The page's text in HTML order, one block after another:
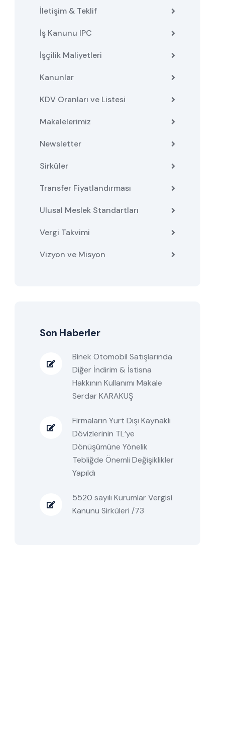
İletişim & Teklif
İş Kanunu IPC
İşçilik Maliyetleri
Kanunlar
KDV Oranları ve Listesi
Makalelerimiz
Newsletter
Sirküler
Transfer Fiyatlandırması
Ulusal Meslek Standartları
Vergi Takvimi
Vizyon ve Misyon
Son Haberler
Binek Otomobil Satışlarında
Diğer İndirim & İstisna
Hakkının Kullanımı Makale
Serdar KARAKUŞ
Firmaların Yurt Dışı Kaynaklı
Dövizlerinin TL’ye
Dönüşümüne Yönelik
Tebliğde Önemli Değişiklikler
Yapıldı
5520 sayılı Kurumlar Vergisi
Kanunu Sirküleri /73